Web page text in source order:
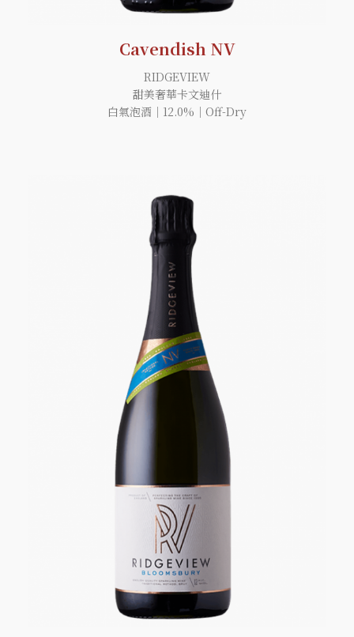
Cavendish NV
RIDGEVIEW
甜美奢華卡文迪什
白氣泡酒｜12.0%｜Off-Dry